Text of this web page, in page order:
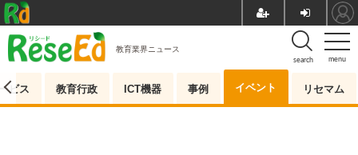
menu
search
教育業界ニュース
ビス 教育行政 ICT機器 事例 イベント リセマム